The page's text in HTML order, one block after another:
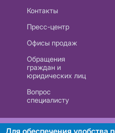
Контакты
Пресс-центр
Офисы продаж
Обращения
граждан и
юридических лиц
Вопрос
специалисту
РУП
Для обеспечения удобства